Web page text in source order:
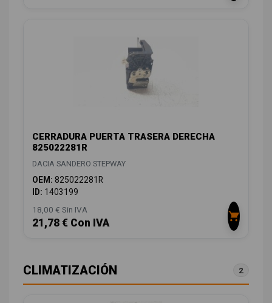
CERRADURA PUERTA TRASERA DERECHA
825022281R
DACIA SANDERO STEPWAY
OEM: 825022281R
ID: 1403199
18,00 € Sin IVA
21,78 € Con IVA
CLIMATIZACIÓN 2